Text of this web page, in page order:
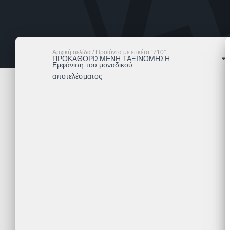
Αρχική σελίδα / Προϊόντα με ετικέτα “710”
Εμφάνιση του μοναδικού
αποτελέσματος